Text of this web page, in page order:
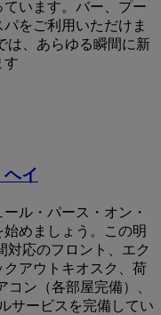
います。バー、プー
をご利用いただけま
は、あらゆる瞬間に新
す
イ
ル・パース・オン・
めましょう。この明
対応のフロント、エク
アウトキオスク、荷
コン（各部屋完備）、
サービスを完備してい